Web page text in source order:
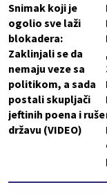
Snimak koji je
ogolio sve laži
blokadera:
Zaklinjali se da
nemaju veze sa
politikom, a sada
postali skupljači
jeftinih poena i ruše
državu (VIDEO)